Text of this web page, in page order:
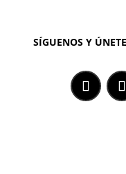
SÍGUENOS Y